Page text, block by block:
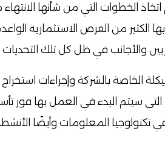
الخطوات التي من شأنها
الكثير من الفرص الاستثمارية
والأجانب في ظل كل تلك التحديات
الخاصة بالشركة وإجراءات
سيتم البدء في العمل بها فور
في تكنولوجيا المعلومات وأيضًا